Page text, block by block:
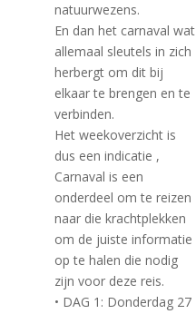
natuurwezens.
En dan het carnaval wat
allemaal sleutels in zich
herbergt om dit bij
elkaar te brengen en te
verbinden.
Het weekoverzicht is
dus een indicatie ,
Carnaval is een
onderdeel om te reizen
naar die krachtplekken
om de juiste informatie
op te halen die nodig
zijn voor deze reis.
• DAG 1: Donderdag 27